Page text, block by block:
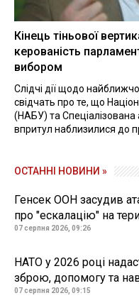
Кінець тіньової
керованість
вибором
Слідчі дії щодо
свідчать про те, що
(НАБУ) та
впритул наблизилися до
ОСТАННІ НОВИНИ »
Генсек ООН засудив
про "ескалацію" на
07 серпня 2026, 09:26
НАТО у 2026 році
зброю, допомогу та
07 серпня 2026, 09:15